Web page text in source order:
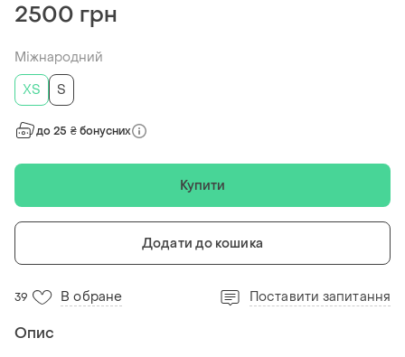
2500 грн
Міжнародний
ХS
S
до 25 ₴ бонусних
Купити
Додати до кошика
39 В обране Поставити запитання
Опис